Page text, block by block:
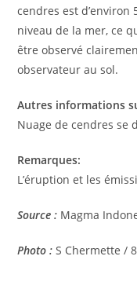
cendres est d’environ
niveau de la mer, ce
être observé
observateur au sol.
Autres informations
Nuage de cendres se
Remarques:
L’éruption et les
Source : Magma
Photo : S Chermette /